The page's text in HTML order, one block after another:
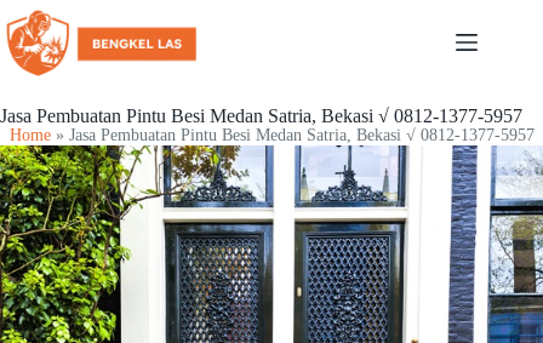
Jasa Pembuatan Pintu Besi Medan Satria, Bekasi √ 0812-1377-5957
Home» Jasa Pembuatan Pintu Besi Medan Satria, Bekasi √ 0812-1377-5957